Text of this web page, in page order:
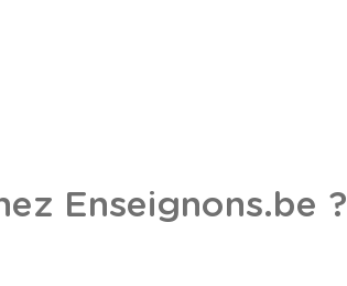
Enseignons.be ?